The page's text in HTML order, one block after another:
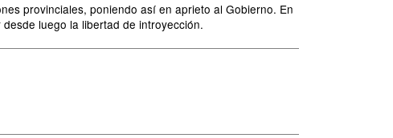
provinciales, poniendo así en aprieto al Gobierno. En
luego la libertad de introyección.